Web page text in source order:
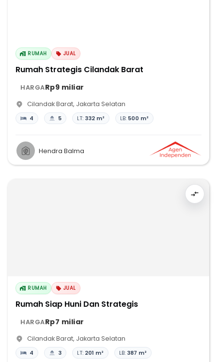
RUMAH JUAL
Rumah Strategis Cilandak Barat
HARGARp9 miliar
Cilandak Barat, Jakarta Selatan
4 5 LT: 332 m² LB: 500 m²
Hendra Balma
RUMAH JUAL
Rumah Siap Huni Dan Strategis
HARGARp7 miliar
Cilandak Barat, Jakarta Selatan
4 3 LT: 201 m² LB: 387 m²